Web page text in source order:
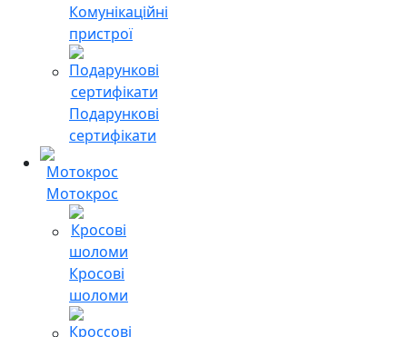
Комунікаційні
пристрої
Подарункові
сертифікати
Мотокрос
Кросові
шоломи